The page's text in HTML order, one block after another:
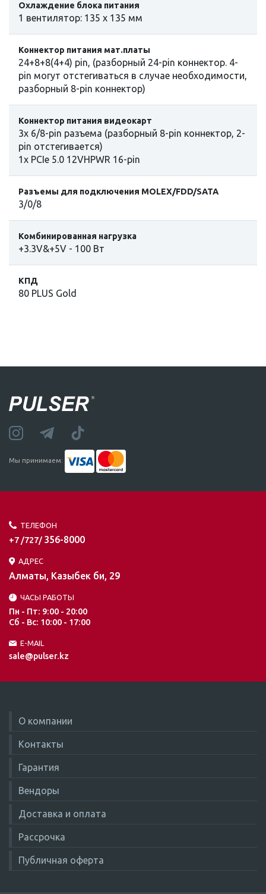
Охлаждение блока питания
1 вентилятор: 135 x 135 мм
Коннектор питания мат.платы
24+8+8(4+4) pin, (разборный 24-pin коннектор. 4-
pin могут отстегиваться в случае необходимости,
разборный 8-pin коннектор)
Коннектор питания видеокарт
3x 6/8-pin разъема (разборный 8-pin коннектор, 2-
pin отстегивается)
1х PCIe 5.0 12VHPWR 16-pin
Разъемы для подключения MOLEX/FDD/SATA
3/0/8
Комбинированная нагрузка
+3.3V&+5V - 100 Вт
КПД
80 PLUS Gold
Мы принимаем:
ТЕЛЕФОН
+7 /727/ 356-8000
АДРЕС
Алматы, Казыбек би, 29
ЧАСЫ РАБОТЫ
Пн - Пт: 9:00 - 20:00
Сб - Вс: 10:00 - 17:00
E-MAIL
sale@pulser.kz
О компании
Контакты
Гарантия
Вендоры
Доставка и оплата
Рассрочка
Публичная оферта